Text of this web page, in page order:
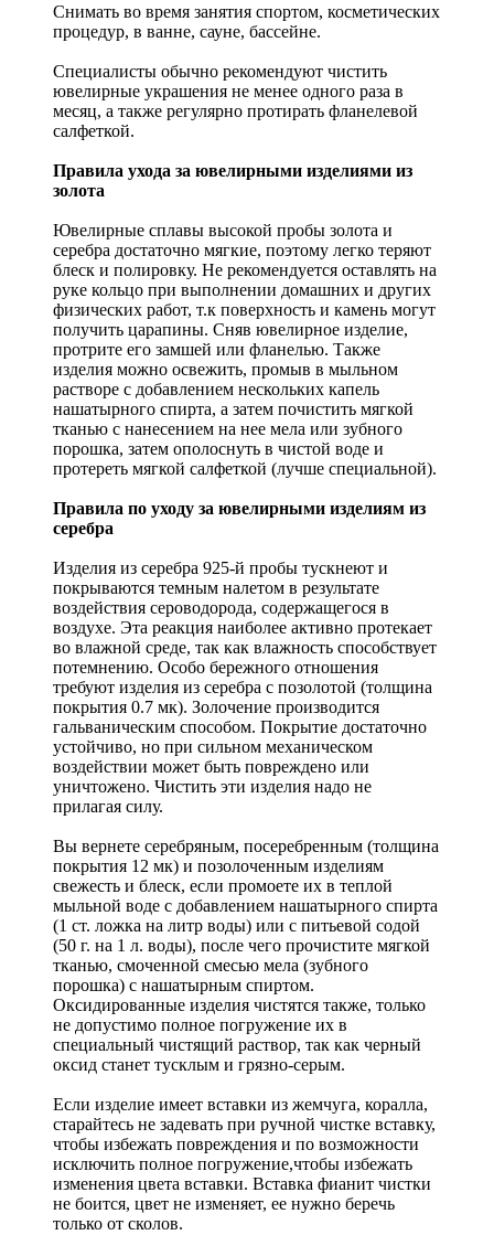
Снимать во время занятия спортом, косметических
процедур, в ванне, сауне, бассейне.
Специалисты обычно рекомендуют чистить
ювелирные украшения не менее одного раза в
месяц, а также регулярно протирать фланелевой
салфеткой.
Правила ухода за ювелирными изделиями из
золота
Ювелирные сплавы высокой пробы золота и
серебра достаточно мягкие, поэтому легко теряют
блеск и полировку. Не рекомендуется оставлять на
руке кольцо при выполнении домашних и других
физических работ, т.к поверхность и камень могут
получить царапины. Сняв ювелирное изделие,
протрите его замшей или фланелью. Также
изделия можно освежить, промыв в мыльном
растворе с добавлением нескольких капель
нашатырного спирта, а затем почистить мягкой
тканью с нанесением на нее мела или зубного
порошка, затем ополоснуть в чистой воде и
протереть мягкой салфеткой (лучше специальной).
Правила по уходу за ювелирными изделиям из
серебра
Изделия из серебра 925-й пробы тускнеют и
покрываются темным налетом в результате
воздействия сероводорода, содержащегося в
воздухе. Эта реакция наиболее активно протекает
во влажной среде, так как влажность способствует
потемнению. Особо бережного отношения
требуют изделия из серебра с позолотой (толщина
покрытия 0.7 мк). Золочение производится
гальваническим способом. Покрытие достаточно
устойчиво, но при сильном механическом
воздействии может быть повреждено или
уничтожено. Чистить эти изделия надо не
прилагая силу.
Вы вернете серебряным, посеребренным (толщина
покрытия 12 мк) и позолоченным изделиям
свежесть и блеск, если промоете их в теплой
мыльной воде с добавлением нашатырного спирта
(1 ст. ложка на литр воды) или с питьевой содой
(50 г. на 1 л. воды), после чего прочистите мягкой
тканью, смоченной смесью мела (зубного
порошка) с нашатырным спиртом.
Оксидированные изделия чистятся также, только
не допустимо полное погружение их в
специальный чистящий раствор, так как черный
оксид станет тусклым и грязно-серым.
Если изделие имеет вставки из жемчуга, коралла,
старайтесь не задевать при ручной чистке вставку,
чтобы избежать повреждения и по возможности
исключить полное погружение,чтобы избежать
изменения цвета вставки. Вставка фианит чистки
не боится, цвет не изменяет, ее нужно беречь
только от сколов.